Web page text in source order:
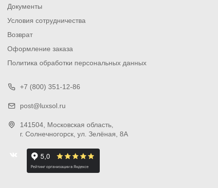
Документы
Условия сотрудничества
Возврат
Оформление заказа
Политика обработки персональных данных
+7 (800) 351-12-86
post@luxsol.ru
141504 , Московская область,
г. Солнечногорск ул. Зелёная, 8А